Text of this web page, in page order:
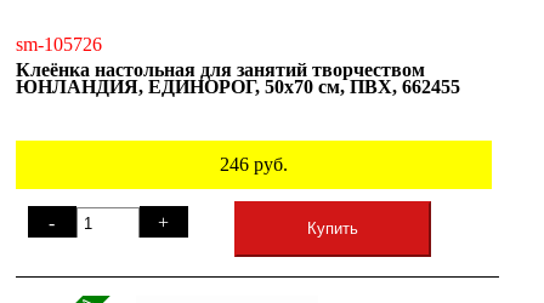
sm-105726
Клеёнка настольная для занятий творчеством
ЮНЛАНДИЯ, ЕДИНОРОГ, 50х70 см, ПВХ, 662455
246 руб.
- + Купить